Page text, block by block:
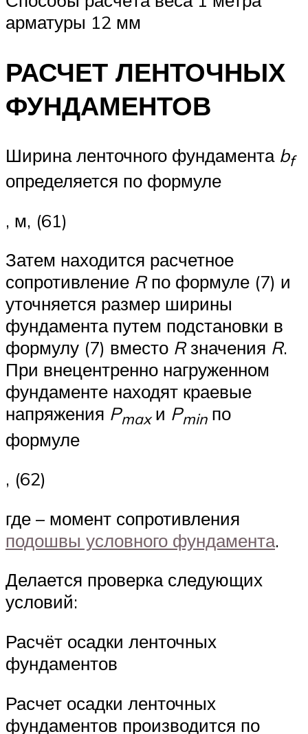
арматуры 12 мм
РАСЧЕТ ЛЕНТОЧНЫХ
ФУНДАМЕНТОВ
Ширина ленточного фундамента bf
определяется по формуле
, м, (61)
Затем находится расчетное
сопротивление Rпо формуле (7) и
уточняется размер ширины
фундамента путем подстановки в
формулу (7) вместо Rзначения R.
При внецентренно нагруженном
фундаменте находят краевые
напряжения Pmaxи Pminпо
формуле
, (62)
где – момент сопротивления
подошвы условного фундамента.
Делается проверка следующих
условий:
Расчёт осадки ленточных
фундаментов
Расчет осадки ленточных
фундаментов производится по